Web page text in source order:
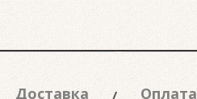
Доставка Оплата